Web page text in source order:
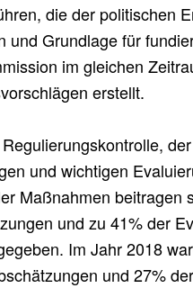
die der politischen
und Grundlage für
im gleichen
erstellt.
und wichtigen
Maßnahmen beitragen
und zu 41% der
Im Jahr 2018
und 27%